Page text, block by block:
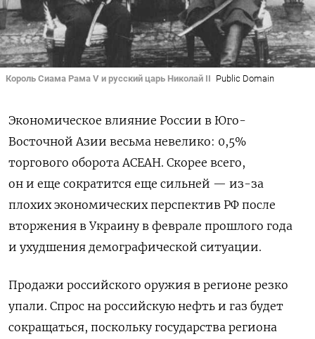
Король Сиама Рама V и русский царь Николай II Public Domain
Экономическое влияние России в Юго-
Восточной Азии весьма невелико: 0,5%
торгового оборота АСЕАН. Скорее всего,
он и еще сократится еще сильней — из-за
плохих экономических перспектив РФ после
вторжения в Украину в феврале прошлого года
и ухудшения демографической ситуации.
Продажи российского оружия в регионе резко
упали. Спрос на российскую нефть и газ будет
сокращаться, поскольку государства региона